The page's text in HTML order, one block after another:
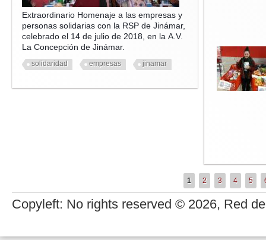
Extraordinario Homenaje a las empresas y
personas solidarias con la RSP de Jinámar,
celebrado el 14 de julio de 2018, en la A.V.
La Concepción de Jinámar.
solidaridad empresas jinamar
1 2 3 4 5
Copyleft: No rights reserved © 2026, Red